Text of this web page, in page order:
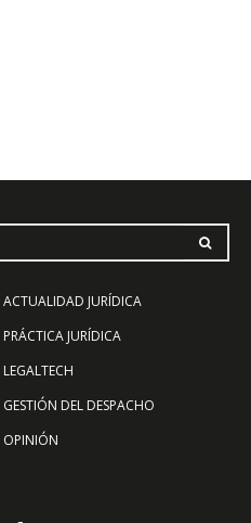
ACTUALIDAD JURÍDICA
PRÁCTICA JURÍDICA
LEGALTECH
GESTIÓN DEL DESPACHO
OPINIÓN